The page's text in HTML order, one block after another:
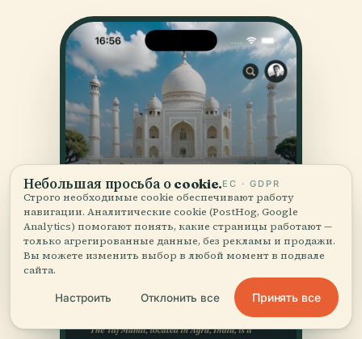
Небольшая просьба о cookie.ЕС · GDPR
Строго необходимые cookie обеспечивают работу
навигации. Аналитические cookie (PostHog, Google
Analytics) помогают понять, какие страницы работают —
только агрегированные данные, без рекламы и продажи.
Вы можете изменить выбор в любой момент в подвале
сайта.
Настроить Отклонить все Принять все